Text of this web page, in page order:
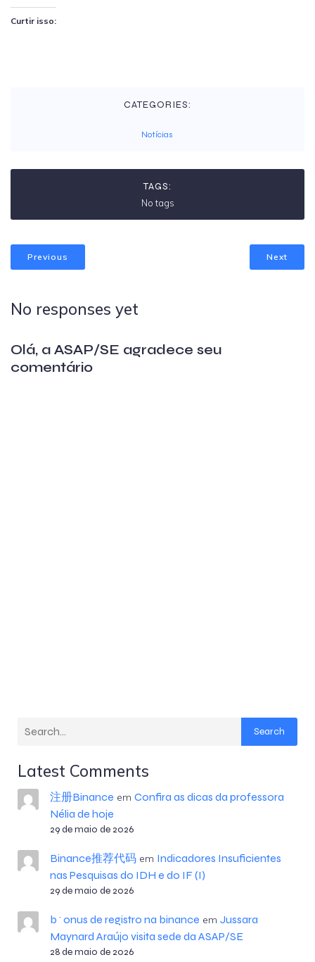
Curtir isso:
CATEGORIES:
Notícias
TAGS:
No tags
Previous Next
No responses yet
Olá, a ASAP/SE agradece seu
comentário
Search
Latest Comments
注册Binance em Confira as dicas da professora
Nélia de hoje
29 de maio de 2026
Binance推荐代码em Indicadores Insuficientes
nas Pesquisas do IDH e do IF (I)
29 de maio de 2026
b^onus de registro na binance em Jussara
Maynard Araújo visita sede da ASAP/SE
28 de maio de 2026